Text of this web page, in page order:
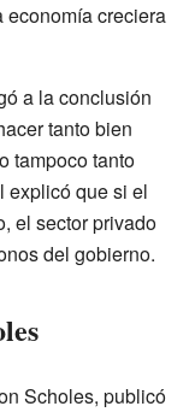
economía creciera
a la conclusión
tanto bien
tampoco tanto
explicó que si el
el sector privado
del gobierno.
Scholes, publicó